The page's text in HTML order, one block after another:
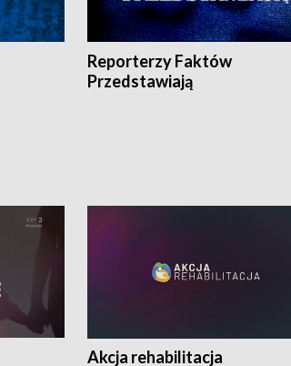
Reporterzy Faktów
Przedstawiają
Akcja rehabilitacja